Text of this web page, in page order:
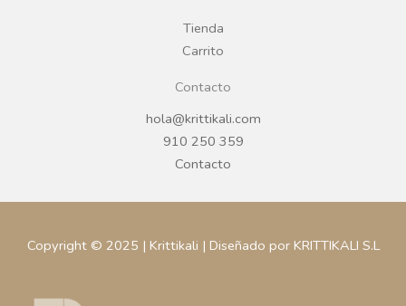
Tienda
Carrito
Contacto
hola@krittikali.com
910 250 359
Contacto
Copyright © 2025 | Krittikali | Diseñado por KRITTIKALI S.L